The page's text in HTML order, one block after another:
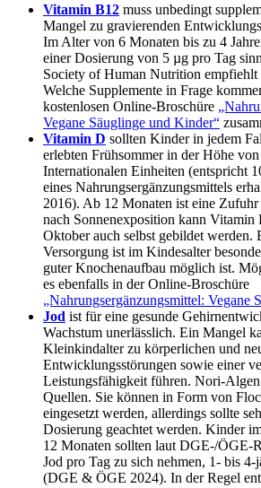
Vitamin B12 muss unbedingt
Mangel zu gravierenden
Im Alter von 6 Monaten bis zu 4
einer Dosierung von 5 µg pro Tag
Society of Human Nutrition
Welche Supplemente in Frage
kostenlosen Online-Broschüre
Vegane Säuglinge und Kinder“
Vitamin D sollten Kinder in jedem
erlebten Frühsommer in der Höhe
Internationalen Einheiten (entspricht
eines Nahrungsergänzungsmittels
2016). Ab 12 Monaten ist eine
nach Sonnenexposition kann
Oktober auch selbst gebildet werden.
Versorgung ist im Kindesalter
guter Knochenaufbau möglich ist.
es ebenfalls in der Online-Broschüre
„Nahrungsergänzungsmittel: Vegane
Jod ist für eine gesunde
Wachstum unerlässlich. Ein Mangel
Kleinkindalter zu körperlichen und
Entwicklungsstörungen sowie einer
Leistungsfähigkeit führen. Nori-
Quellen. Sie können in Form von
eingesetzt werden, allerdings sollte
Dosierung geachtet werden. Kinder
12 Monaten sollten laut DGE-/ÖGE-
Jod pro Tag zu sich nehmen, 1- bis
(DGE & ÖGE 2024). In der Regel